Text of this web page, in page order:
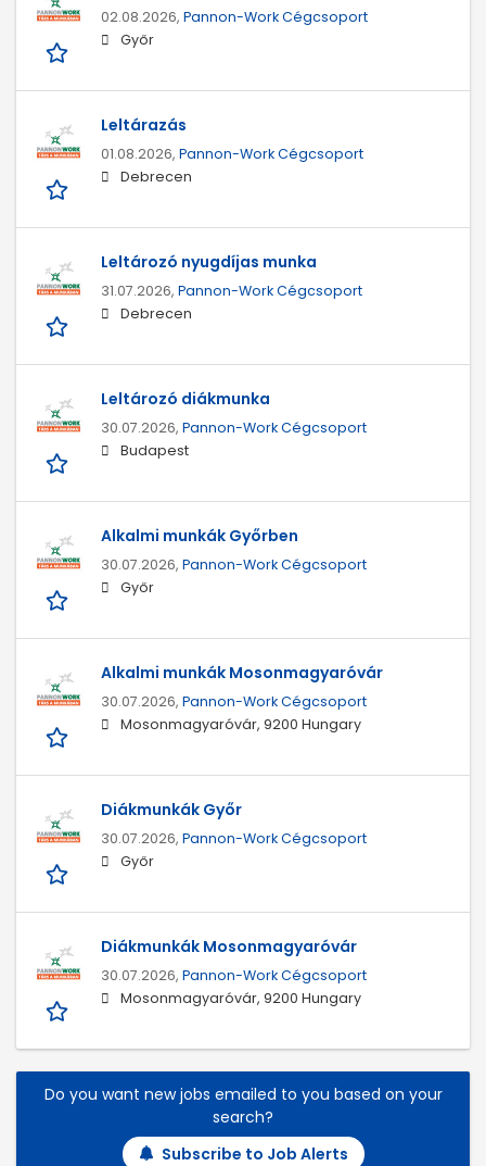
02.08.2026, Pannon-Work Cégcsoport
Győr
Leltárazás
01.08.2026, Pannon-Work Cégcsoport
Debrecen
Leltározó nyugdíjas munka
31.07.2026, Pannon-Work Cégcsoport
Debrecen
Leltározó diákmunka
30.07.2026, Pannon-Work Cégcsoport
Budapest
Alkalmi munkák Győrben
30.07.2026, Pannon-Work Cégcsoport
Győr
Alkalmi munkák Mosonmagyaróvár
30.07.2026, Pannon-Work Cégcsoport
Mosonmagyaróvár, 9200 Hungary
Diákmunkák Győr
30.07.2026, Pannon-Work Cégcsoport
Győr
Diákmunkák Mosonmagyaróvár
30.07.2026, Pannon-Work Cégcsoport
Mosonmagyaróvár, 9200 Hungary
Do you want new jobs emailed to you based on your
search?
Subscribe to Job Alerts